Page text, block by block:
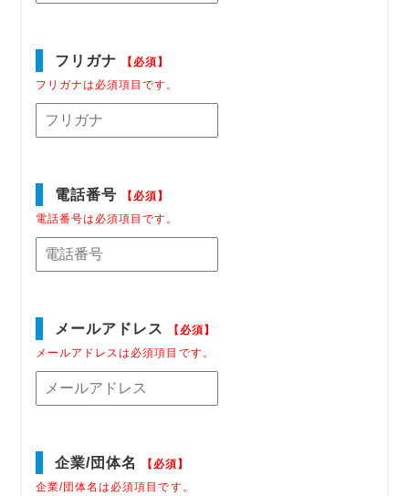
フリガナ
【必須】
フリガナは必須項目です。
電話番号
【必須】
電話番号は必須項目です。
メールアドレス
【必須】
メールアドレスは必須項目です。
企業/団体名
【必須】
企業/団体名は必須項目です。